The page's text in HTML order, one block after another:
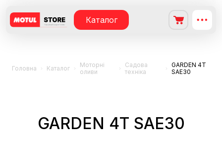
Каталог
Головна Каталог
Моторні
оливи
Садова
техніка
GARDEN 4T
SAE30
GARDEN 4T SAE30